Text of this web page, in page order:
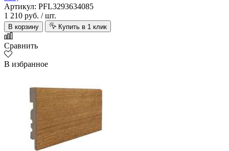
Артикул: PFL3293634085
1 210 руб. / шт.
В корзину Купить в 1 клик
Сравнить
В избранное